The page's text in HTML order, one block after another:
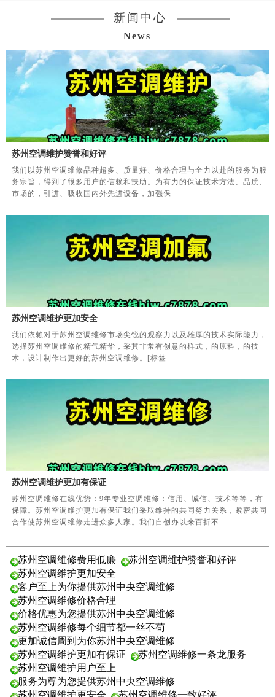
新闻中心
News
苏州空调维护赞誉和好评
我们以苏州空调维修品种超多、质量好、价格合理与全力以赴的服务为服
务宗旨，得到了很多用户的信赖和扶助。为有力的保证技术方法、品质、
市场的，引进、吸收国内外先进设备，加强保
苏州空调维护更加安全
我们依赖对于苏州空调维修市场尖锐的观察力以及雄厚的技术实际能力，
选择苏州空调维修的精气精华，采其非常有创意的样式，的原料，的技
术，设计制作出更好的苏州空调维修。[标签:
苏州空调维护更加有保证
苏州空调维修在线优势：9年专业空调维修：信用、诚信、技术等等，有
保障。苏州空调维护更加有保证我们采取维持的共同努力关系，紧密共同
合作使苏州空调维修走进众多人家。我们自创办以来百折不
苏州空调维修费用低廉
苏州空调维护赞誉和好评
苏州空调维护更加安全
客户至上为你提供苏州中央空调维修
苏州空调维修价格合理
价格优惠为您提供苏州中央空调维修
苏州空调维修每个细节都一丝不苟
更加诚信周到为你苏州中央空调维修
苏州空调维护更加有保证
苏州空调维修一条龙服务
苏州空调维护用户至上
服务为尊为您提供苏州中央空调维修